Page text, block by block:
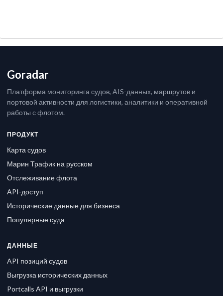
Goradar
Платформа мониторинга судов, AIS-данных, маршрутов и
портовой активности для логистики, аналитики и оперативной
работы с флотом.
ПРОДУКТ
Карта судов
Марин Трафик на русском
Отслеживание флота
API-доступ
Исторические данные для бизнеса
Популярные суда
ДАННЫЕ
API позиций судов
Выгрузка исторических данных
Portcalls API и выгрузки